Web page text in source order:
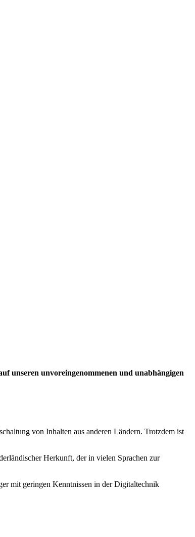
unseren unvoreingenommenen und unabhängigen
von Inhalten aus anderen Ländern. Trotzdem ist
Herkunft, der in vielen Sprachen zur
mit geringen Kenntnissen in der Digitaltechnik